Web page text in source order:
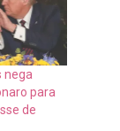
nega
para
de